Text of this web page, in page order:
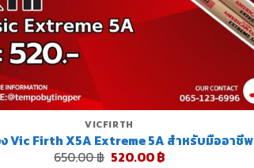
VICFIRTH
Vic Firth X5A Extreme 5A สำหรับมืออาชีพ
650.00฿ Original
520.00฿Current